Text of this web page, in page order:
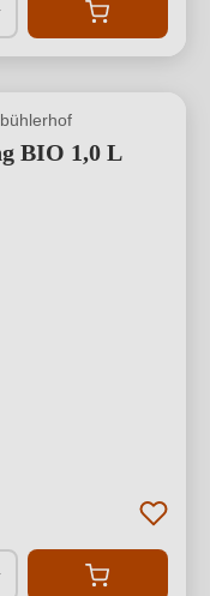
BIO 1,0 L
Bewertung von 4.95